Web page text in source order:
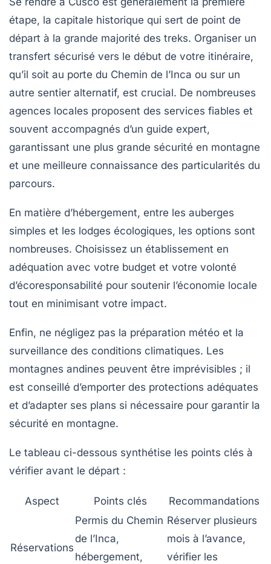
étape, la capitale historique qui sert de point de
départ à la grande majorité des treks. Organiser un
transfert sécurisé vers le début de votre itinéraire,
qu’il soit au porte du Chemin de l’Inca ou sur un
autre sentier alternatif, est crucial. De nombreuses
agences locales proposent des services fiables et
souvent accompagnés d’un guide expert,
garantissant une plus grande sécurité en montagne
et une meilleure connaissance des particularités du
parcours.
En matière d’hébergement, entre les auberges
simples et les lodges écologiques, les options sont
nombreuses. Choisissez un établissement en
adéquation avec votre budget et votre volonté
d’écoresponsabilité pour soutenir l’économie locale
tout en minimisant votre impact.
Enfin, ne négligez pas la préparation météo et la
surveillance des conditions climatiques. Les
montagnes andines peuvent être imprévisibles ; il
est conseillé d’emporter des protections adéquates
et d’adapter ses plans si nécessaire pour garantir la
sécurité en montagne.
Le tableau ci-dessous synthétise les points clés à
vérifier avant le départ :
Aspect Points clés Recommandations
Réservations
Permis du Chemin
de l’Inca,
hébergement,
Réserver plusieurs
mois à l’avance,
vérifier les